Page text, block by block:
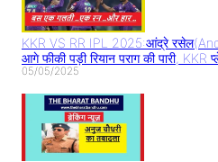
KKR VS RR IPL 2025:आंद्रे
आगे फीकी पड़ी रियान पराग की पारी,
05/05/2025